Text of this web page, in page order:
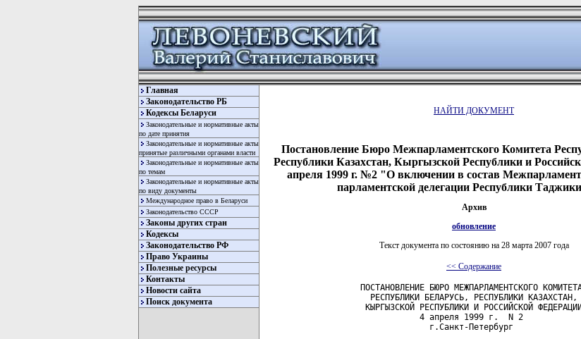
Главная
Законодательство РБ
Кодексы Беларуси
Законодательные и нормативные акты
по дате принятия
Законодательные и нормативные акты
принятые различными органами власти
Законодательные и нормативные акты
по темам
Законодательные и нормативные акты
по виду документы
Международное право в Беларуси
Законодательство СССР
Законы других стран
Кодексы
Законодательство РФ
Право Украины
Полезные ресурсы
Контакты
Новости сайта
Поиск документа
НАЙТИ ДОКУМЕНТ
Постановление Бюро Межпарламентского Комитета
Республики Казахстан, Кыргызской Республики и
апреля 1999 г. №2 "О включении в состав
парламентской делегации Республики
Архив
обновление
Текст документа по состоянию на 28 марта 2007 года
<< Содержание
ПОСТАНОВЛЕНИЕ БЮРО МЕЖПАРЛАМЕНТСКОГО
             РЕСПУБЛИКИ БЕЛАРУСЬ, РЕСПУБЛИКИ КАЗАХСТАН,
КЫРГЫЗСКОЙ РЕСПУБЛИКИ И РОССИЙСКОЙ
                       4 апреля 1999 г.  N 2
                         г.Санкт-Петербург